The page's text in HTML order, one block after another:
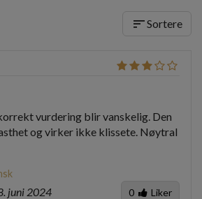
sortSortere
vurdering blir vanskelig. Den
og virker ikke klissete. Nøytral
juni 2024 0 Liker